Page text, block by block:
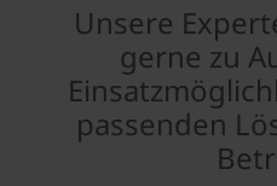
Unsere
gerne zu
passenden